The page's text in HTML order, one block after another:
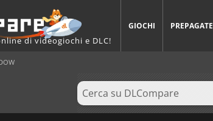
di videogiochi e DLC!
GIOCHI PREPAGATE